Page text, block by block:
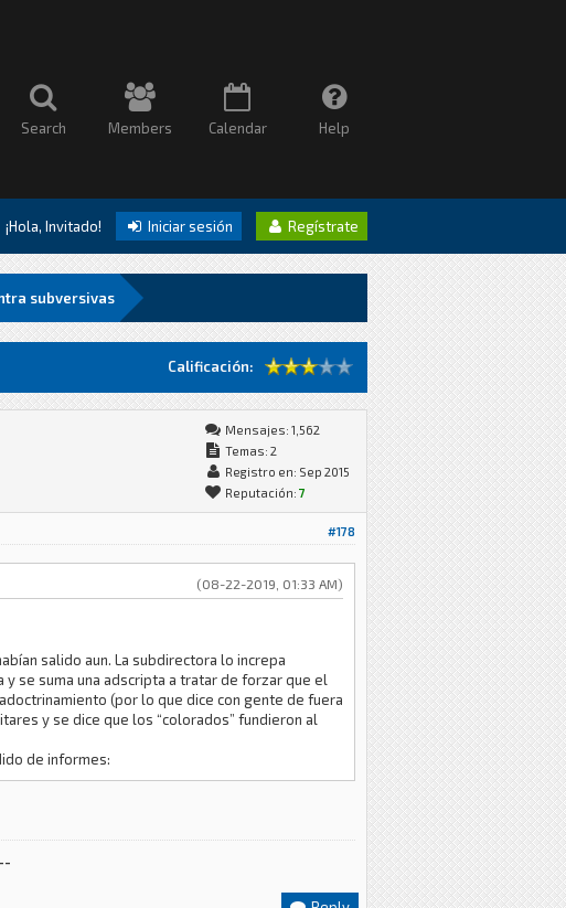
Search Members Calendar Help
¡Hola, Invitado! Iniciar sesión Regístrate
subversivas
Calificación:
Mensajes: 1,562
Temas: 2
Registro en: Sep 2015
Reputación: 7
#178
(08-22-2019, 01:33 AM)
salido aun. La subdirectora lo increpa
se suma una adscripta a tratar de forzar que el
(por lo que dice con gente de fuera
y se dice que los “colorados” fundieron al
de informes: